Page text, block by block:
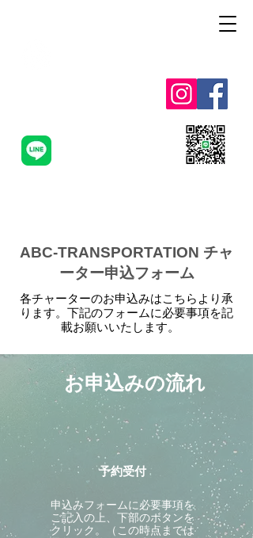
ABC-TAXI.NET
ABC-TRANSPORTATION チャ
ーター申込フォーム
各チャーターのお申込みはこちらより承
ります。下記のフォームに必要事項を記
載お願いいたします。
お申込みの流れ
予約受付
申込みフォームに必要事項を
ご記入の上、下部のボタンを
クリック。（この時点までは